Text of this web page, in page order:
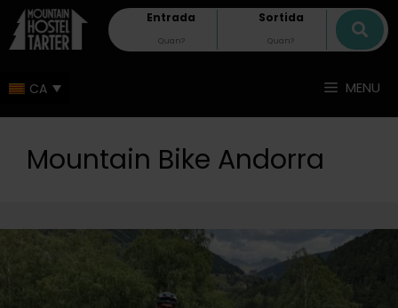
Entrada Sortida
MENU
Mountain Bike Andorra